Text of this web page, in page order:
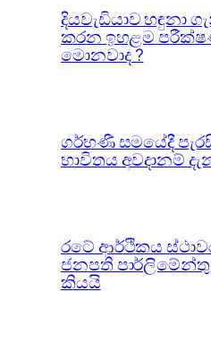
දියවැඩියාව හඳුනා
කරන ඉහළම
මොනවාද ?
ගර්භණී සමයේදී
භාවිතය අවදානම්
රටේ ආර්ථිකය
ජනපති
කියයි